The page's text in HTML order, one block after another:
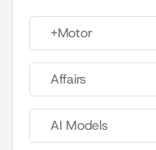
+Motor
Affairs
AI Models